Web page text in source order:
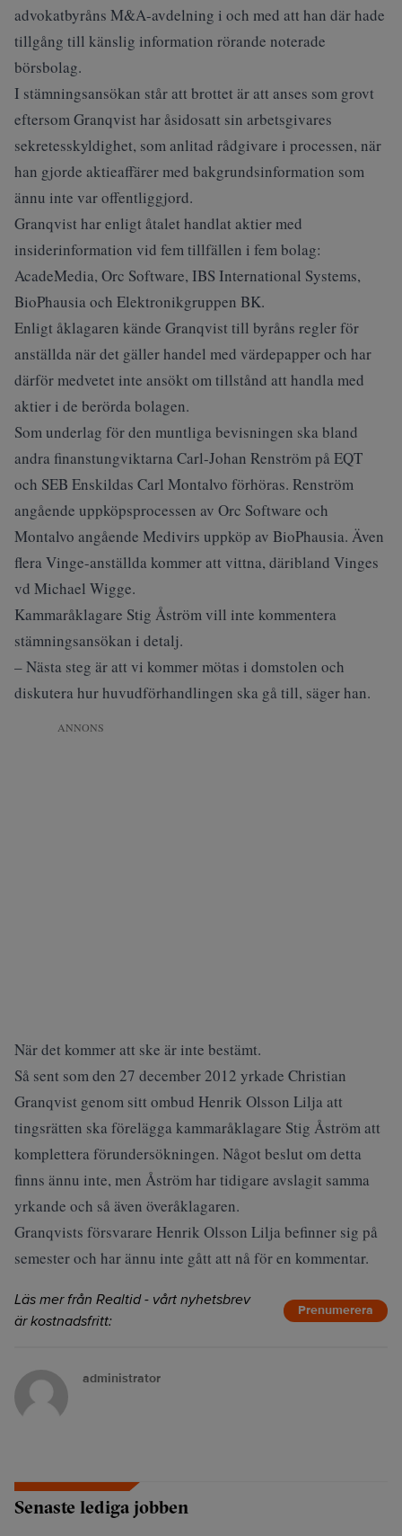
advokatbyråns M&A-avdelning i och med att han där hade
tillgång till känslig information rörande noterade
börsbolag.
I stämningsansökan står att brottet är att anses som grovt
eftersom Granqvist har åsidosatt sin arbetsgivares
sekretesskyldighet, som anlitad rådgivare i processen, när
han gjorde aktieaffärer med bakgrundsinformation som
ännu inte var offentliggjord.
Granqvist har enligt åtalet handlat aktier med
insiderinformation vid fem tillfällen i fem bolag:
AcadeMedia, Orc Software, IBS International Systems,
BioPhausia och Elektronikgruppen BK.
Enligt åklagaren kände Granqvist till byråns regler för
anställda när det gäller handel med värdepapper och har
därför medvetet inte ansökt om tillstånd att handla med
aktier i de berörda bolagen.
Som underlag för den muntliga bevisningen ska bland
andra finanstungviktarna Carl-Johan Renström på EQT
och SEB Enskildas Carl Montalvo förhöras. Renström
angående uppköpsprocessen av Orc Software och
Montalvo angående Medivirs uppköp av BioPhausia. Även
flera Vinge-anställda kommer att vittna, däribland Vinges
vd Michael Wigge.
Kammaråklagare Stig Åström vill inte kommentera
stämningsansökan i detalj.
– Nästa steg är att vi kommer mötas i domstolen och
diskutera hur huvudförhandlingen ska gå till, säger han.
ANNONS
När det kommer att ske är inte bestämt.
Så sent som den 27 december 2012 yrkade Christian
Granqvist genom sitt ombud Henrik Olsson Lilja att
tingsrätten ska förelägga kammaråklagare Stig Åström att
komplettera förundersökningen. Något beslut om detta
finns ännu inte, men Åström har tidigare avslagit samma
yrkande och så även överåklagaren.
Granqvists försvarare Henrik Olsson Lilja befinner sig på
semester och har ännu inte gått att nå för en kommentar.
Läs mer från Realtid - vårt nyhetsbrev
är kostnadsfritt:
Prenumerera
administrator
Senaste lediga jobben